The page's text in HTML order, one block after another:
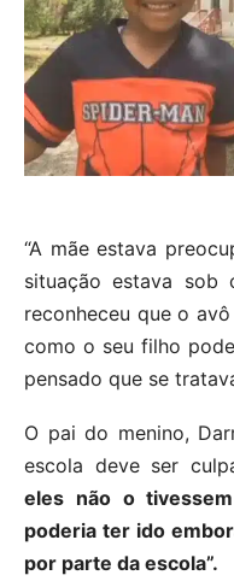
“A mãe estava
situação estava sob
reconheceu que o
como o seu filho
pensado que se
O pai do menino,
escola deve ser
eles não o
poderia ter ido
por parte da escola”.